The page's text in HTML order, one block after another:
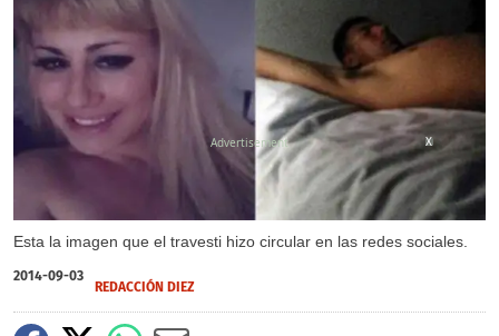
Esta la imagen que el travesti hizo circular en las redes sociales.
X
2014-09-03
REDACCIÓN DIEZ